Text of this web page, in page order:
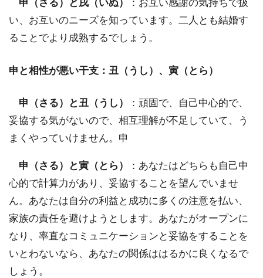
申（さる）と戌（いぬ）
：お互い感謝の気持ちで扱
い、お互いのニーズを知っています。二人とも結婚す
ることでより成熟するでしょう。
申と相性が悪い干支：丑（うし）、寅（とら）
申（さる）と丑（うし）
：頑固で、自己中心的で、
妥協する気がないので、相互理解が不足していて、う
まくやっていけません。申
申（さる）と寅（とら）
：あなたはどちらも自己中
心的で計算力があり、妥協することを望んでいませ
ん。あなたは自分の利益と成功に多くの注意を払い、
家族の責任を避けようとします。あなたがオープンに
なり、率直なコミュニケーションと妥協をすることを
いとわないなら、あなたの関係ははるかに良くなるで
しょう。